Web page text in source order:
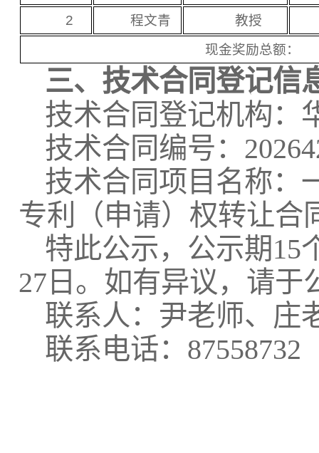
2
程文青
教授
现金奖励总额：
三、技术合同登记信
技术合同登记机构：
技术合同编号：
技术合同项目名称：
专利（申请）权转让合
特此公示，公示期15
27日。如有异议，请于
联系人：尹老师、庄
联系电话：87558732